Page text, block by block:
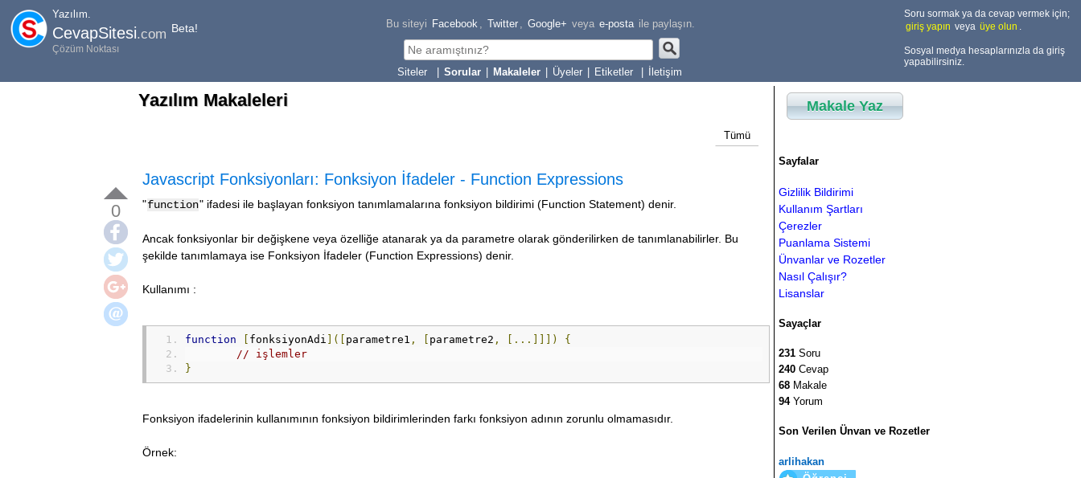
Yazılım.
CevapSitesi.com Beta!
Çözüm Noktası
Bu siteyi Facebook , Twitter , Google+ veya e-posta ile paylaşın.
Sorular Makaleler Üyeler Etiketler İletişim
Soru sormak ya da cevap vermek için;
giriş yapın veya üye olun .
Sosyal medya hesaplarınızla da giriş
yapabilirsiniz.
Yazılım Makaleleri
Tümü
0
Javascript Fonksiyonları: Fonksiyon İfadeler - Function Expressions
"function" ifadesi ile başlayan fonksiyon tanımlamalarına fonksiyon bildirimi (Function Statement) denir.
Ancak fonksiyonlar bir değişkene veya özelliğe atanarak ya da parametre olarak gönderilirken de tanımlanabilirler. Bu
şekilde tanımlamaya ise Fonksiyon İfadeler (Function Expressions) denir.
Kullanımı :
function fonksiyonAdi ]([ parametre1 , parametre2 , [...]]])
{
// işlemler
}
Fonksiyon ifadelerinin kullanımının fonksiyon bildirimlerinden farkı fonksiyon adının zorunlu olmamasıdır.
Örnek:
Makale Yaz
Sayfalar
Gizlilik Bildirimi
Kullanım Şartları
Çerezler
Puanlama Sistemi
Ünvanlar ve Rozetler
Nasıl Çalışır?
Lisanslar
Sayaçlar
231 Soru
240 Cevap
68 Makale
94Yorum
Son Verilen Ünvan ve Rozetler
arlihakan